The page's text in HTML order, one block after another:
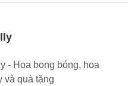
- Hoa bong bóng, hoa
và quà tặng